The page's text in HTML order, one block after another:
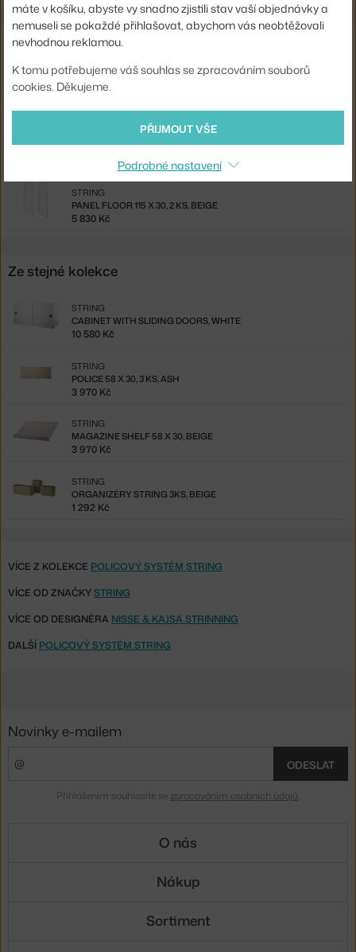
Související produkty
PANEL FLOOR 85 X 30, 2 KS, BEIGE
STRING
PANEL FLOOR 200 X 30, 2 KS, BEIGE
PANEL FLOOR 115 X 30, 2 KS, BEIGE
STRING
5 830 Kč
Ze stejné kolekce
CABINET WITH SLIDING DOORS, WHITE
STRING
10 580 Kč
POLICE 58 X 30, 3 KS, ASH
STRING
3 970 Kč
MAGAZINE SHELF 58 X 30, BEIGE
STRING
3 970 Kč
ORGANIZÉRY STRING 3KS, BEIGE
STRING
1 292 Kč
VÍCE Z KOLEKCE POLICOVÝ SYSTÉM STRING
VÍCE OD ZNAČKYSTRING
VÍCE OD DESIGNÉRA NISSE & KAJSA STRINNING
DALŠÍ POLICOVÝ SYSTÉM STRING
máte v košíku, abyste vy snadno zjistili stav vaší objednávky a
nemuseli se pokaždé přihlašovat, abychom vás neobtěžovali
nevhodnou reklamou.
K tomu potřebujeme váš souhlas se zpracováním souborů
cookies. Děkujeme.
PŘIJMOUT VŠE
Podrobné nastavení
Novinky e-mailem
ODESLAT
Přihlášením souhlasíte se zpracováním osobních údajů
O nás
Nákup
Sortiment